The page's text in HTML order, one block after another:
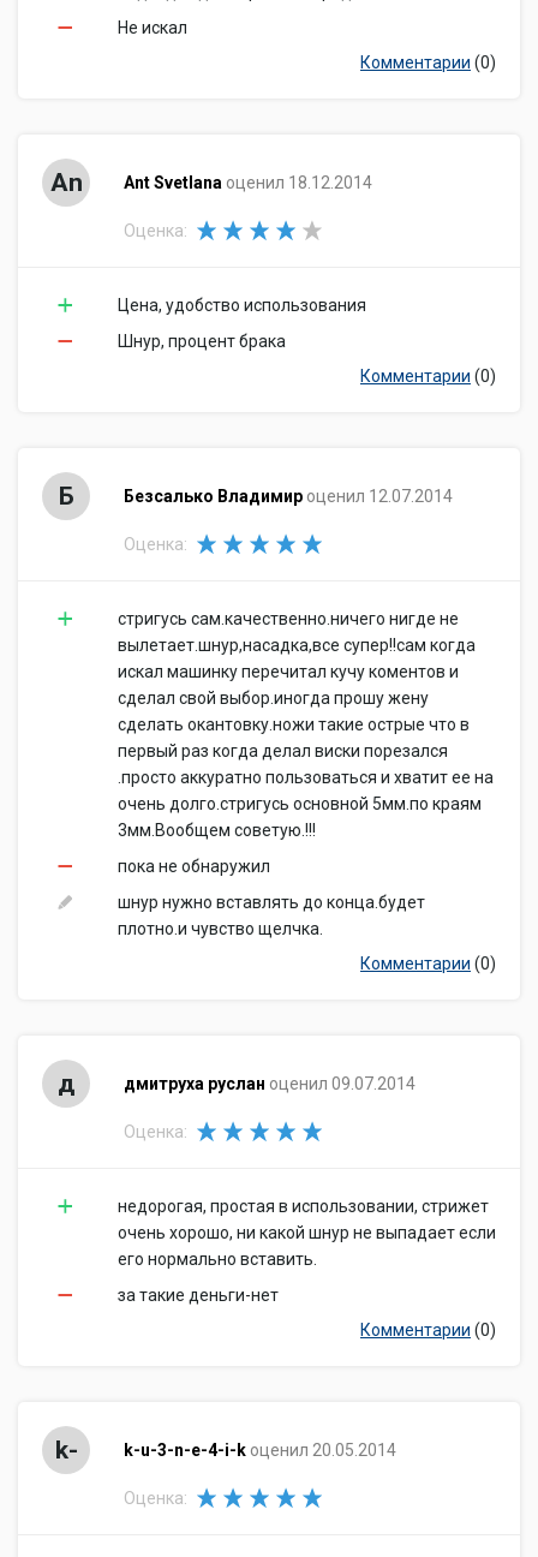
Не искал
Комментарии (0)
An Ant Svetlana оценил 18.12.2014
Оценка:
Цена, удобство использования
Шнур, процент брака
Комментарии (0)
Б Безсалько Владимир оценил 12.07.2014
Оценка:
стригусь сам.качественно.ничего нигде не
вылетает.шнур,насадка,все супер!!сам когда
искал машинку перечитал кучу коментов и
сделал свой выбор.иногда прошу жену
сделать окантовку.ножи такие острые что в
первый раз когда делал виски порезался
.просто аккуратно пользоваться и хватит ее на
очень долго.стригусь основной 5мм.по краям
3мм.Вообщем советую.!!!
пока не обнаружил
шнур нужно вставлять до конца.будет
плотно.и чувство щелчка.
Комментарии (0)
д дмитруха руслан оценил 09.07.2014
Оценка:
недорогая, простая в использовании, стрижет
очень хорошо, ни какой шнур не выпадает если
его нормально вставить.
за такие деньги-нет
Комментарии (0)
k- k-u-3-n-e-4-i-k оценил 20.05.2014
Оценка: